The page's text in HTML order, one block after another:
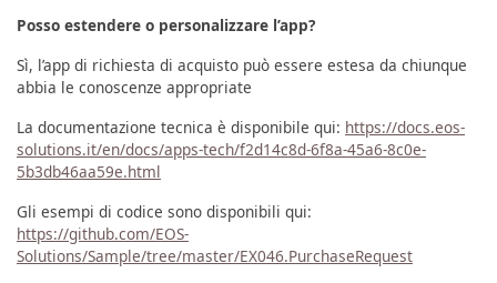
Posso estendere o personalizzare l’app?
Sì, l’app di richiesta di acquisto può essere estesa da chiunque
abbia le conoscenze appropriate
La documentazione tecnica è disponibile qui: https://docs.eos-
solutions.it/en/docs/apps-tech/f2d14c8d-6f8a-45a6-8c0e-
5b3db46aa59e.html
Gli esempi di codice sono disponibili qui:
https://github.com/EOS-
Solutions/Sample/tree/master/EX046.PurchaseRequest